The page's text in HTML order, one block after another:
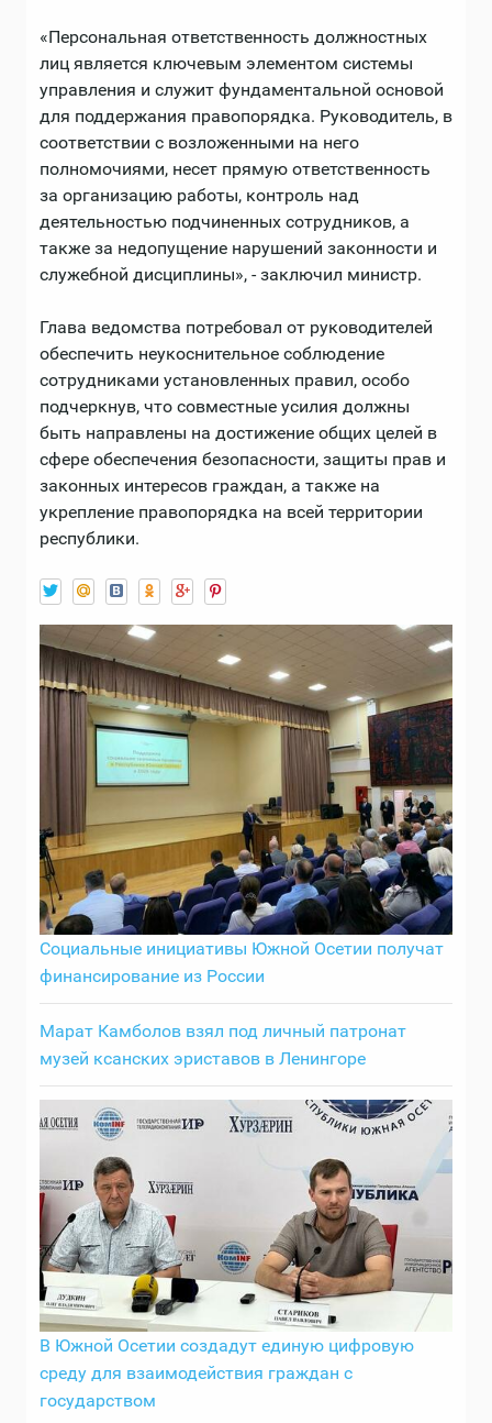
«Персональная ответственность должностных
лиц является ключевым элементом системы
управления и служит фундаментальной основой
для поддержания правопорядка. Руководитель, в
соответствии с возложенными на него
полномочиями, несет прямую ответственность
за организацию работы, контроль над
деятельностью подчиненных сотрудников, а
также за недопущение нарушений законности и
служебной дисциплины», - заключил министр.
Глава ведомства потребовал от руководителей
обеспечить неукоснительное соблюдение
сотрудниками установленных правил, особо
подчеркнув, что совместные усилия должны
быть направлены на достижение общих целей в
сфере обеспечения безопасности, защиты прав и
законных интересов граждан, а также на
укрепление правопорядка на всей территории
республики.
Социальные инициативы Южной Осетии получат
финансирование из России
Марат Камболов взял под личный патронат
музей ксанских эриставов в Ленингоре
В Южной Осетии создадут единую цифровую
среду для взаимодействия граждан с
государством